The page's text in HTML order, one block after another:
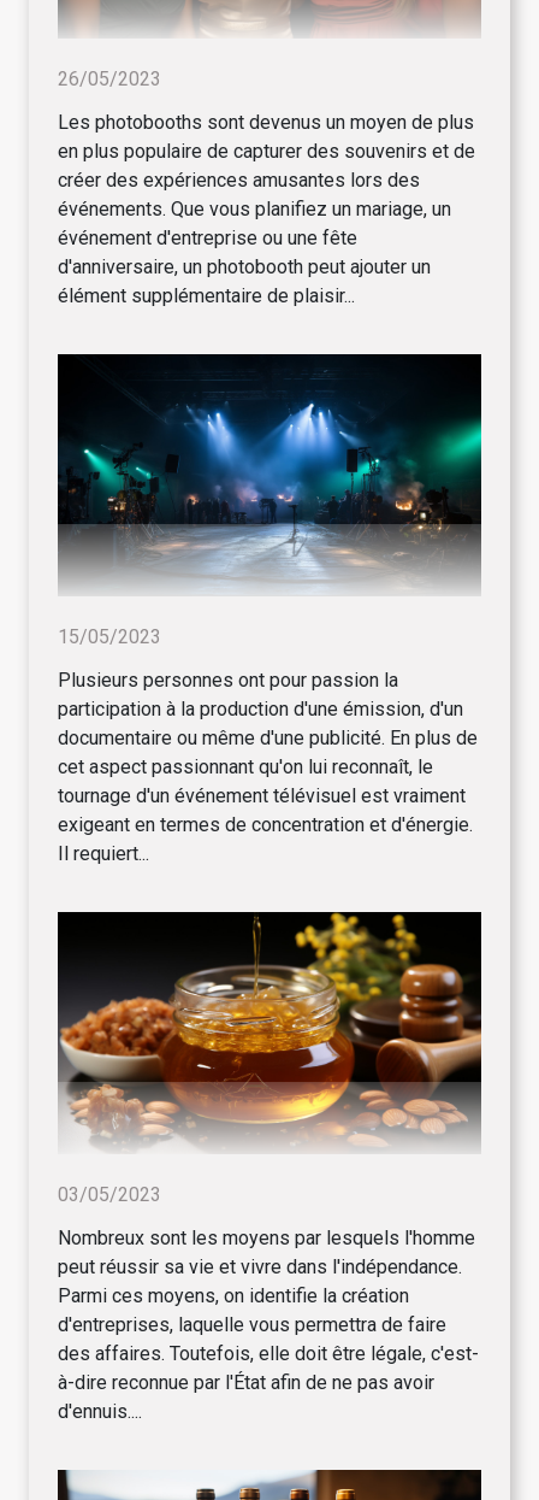
26/05/2023
Les photobooths sont devenus un moyen de plus
en plus populaire de capturer des souvenirs et de
créer des expériences amusantes lors des
événements. Que vous planifiez un mariage, un
événement d'entreprise ou une fête
d'anniversaire, un photobooth peut ajouter un
élément supplémentaire de plaisir...
15/05/2023
Plusieurs personnes ont pour passion la
participation à la production d'une émission, d'un
documentaire ou même d'une publicité. En plus de
cet aspect passionnant qu'on lui reconnaît, le
tournage d'un événement télévisuel est vraiment
exigeant en termes de concentration et d'énergie.
Il requiert...
03/05/2023
Nombreux sont les moyens par lesquels l'homme
peut réussir sa vie et vivre dans l'indépendance.
Parmi ces moyens, on identifie la création
d'entreprises, laquelle vous permettra de faire
des affaires. Toutefois, elle doit être légale, c'est-
à-dire reconnue par l'État afin de ne pas avoir
d'ennuis....